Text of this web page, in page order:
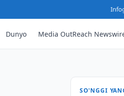
Dunyo Media OutReach
SO'NGGI